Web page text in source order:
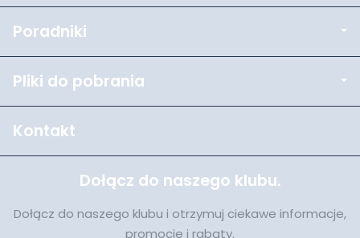
Poradniki
Pliki do pobrania
Kontakt
Dołącz do naszego klubu.
Dołącz do naszego klubu i otrzymuj ciekawe informacje,
promocje i rabaty.